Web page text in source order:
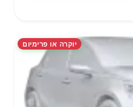
יוקרה או פרימיום